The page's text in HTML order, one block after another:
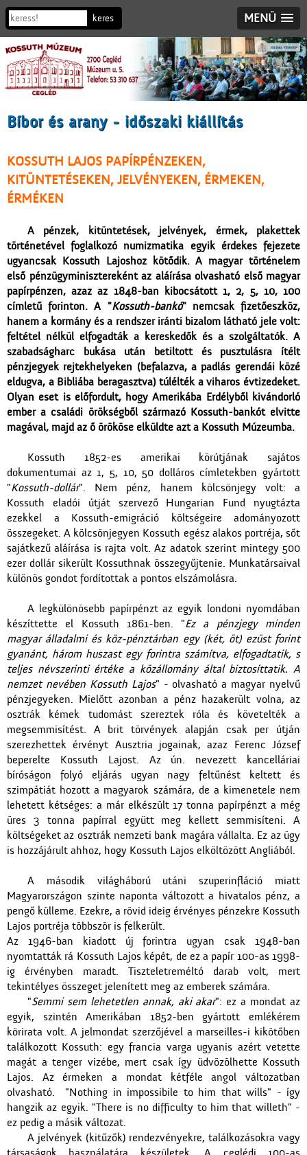
MENÜ
Bíbor és arany - időszaki kiállítás
KOSSUTH LAJOS PAPÍRPÉNZEKEN,
KITÜNTETÉSEKEN, JELVÉNYEKEN, ÉRMEKEN,
ÉRMÉKEN
A pénzek, kitüntetések, jelvények, érmek, plakettek
történetével foglalkozó numizmatika egyik érdekes fejezete
ugyancsak Kossuth Lajoshoz kötődik. A magyar történelem
első pénzügyminisztereként az aláírása olvasható első magyar
papírpénzen, azaz az 1848-ban kibocsátott 1, 2, 5, 10, 100
címletű forinton. A "Kossuth-bankó" nemcsak fizetőeszköz,
hanem a kormány és a rendszer iránti bizalom látható jele volt:
feltétel nélkül elfogadták a kereskedők és a szolgáltatók. A
szabadságharc bukása után betiltott és pusztulásra ítélt
pénzjegyek rejtekhelyeken (befalazva, a padlás gerendái közé
eldugva, a Bibliába beragasztva) túlélték a viharos évtizedeket.
Olyan eset is előfordult, hogy Amerikába Erdélyből kivándorló
ember a családi örökségből származó Kossuth-bankót elvitte
magával, majd az ő örököse elküldte azt a Kossuth Múzeumba.
Kossuth 1852-es amerikai körútjának sajátos
dokumentumai az 1, 5, 10, 50 dolláros címletekben gyártott
"Kossuth-dollár". Nem pénz, hanem kölcsönjegy volt: a
Kossuth eladói útját szervező Hungarian Fund nyugtázta
ezekkel a Kossuth-emigráció költségeire adományozott
összegeket. A kölcsönjegyen Kossuth egész alakos portréja, sőt
sajátkezű aláírása is rajta volt. Az adatok szerint mintegy 500
ezer dollár sikerült Kossuthnak összegyűjtenie. Munkatársaival
különös gondot fordítottak a pontos elszámolásra.
A legkülönösebb papírpénzt az egyik londoni nyomdában
készíttette el Kossuth 1861-ben. "Ez a pénzjegy minden
magyar álladalmi és köz-pénztárban egy (két, öt) ezüst forint
gyanánt, három huszast egy forintra számítva, elfogadtatik, s
teljes névszerinti értéke a közállomány által biztosíttatik. A
nemzet nevében Kossuth Lajos" - olvasható a magyar nyelvű
pénzjegyeken. Mielőtt azonban a pénz hazakerült volna, az
osztrák kémek tudomást szereztek róla és követelték a
megsemmisítést. A brit törvények alapján csak per útján
szerezhettek érvényt Ausztria jogainak, azaz Ferenc József
beperelte Kossuth Lajost. Az ún. nevezett kancelláriai
bíróságon folyó eljárás ugyan nagy feltűnést keltett és
szimpátiát hozott a magyarok számára, de a kimenetele nem
lehetett kétséges: a már elkészült 17 tonna papírpénzt a még
üres 3 tonna papírral együtt meg kellett semmisíteni. A
költségeket az osztrák nemzeti bank magára vállalta. Ez az ügy
is hozzájárult ahhoz, hogy Kossuth Lajos elköltözött Angliából.
A második világháború utáni szuperinfláció miatt
Magyarországon szinte naponta változott a hivatalos pénz, a
pengő külleme. Ezekre, a rövid ideig érvényes pénzekre Kossuth
Lajos portréja többször is felkerült.
Az 1946-ban kiadott új forintra ugyan csak 1948-ban
nyomtatták rá Kossuth Lajos képét, de ez a papír 100-as 1998-
ig érvényben maradt. Tiszteletreméltó darab volt, mert
tekintélyes összeget jelenített meg az emberek számára.
"Semmi sem lehetetlen annak, aki akar": ez a mondat az
egyik, szintén Amerikában 1852-ben gyártott emlékérem
körirata volt. A jelmondat szerzőjével a marseilles-i kikötőben
találkozott Kossuth: egy francia varga ugyanis azért vetette
magát a tenger vizébe, mert csak így üdvözölhette Kossuth
Lajos. Az érmeken a mondat kétféle angol változatban
olvasható. "Nothing in impossibile to him that wills" - így
hangzik az egyik. "There is no difficulty to him that willeth" -
ez pedig a másik változat.
A jelvények (kitűzők) rendezvényekre, találkozásokra vagy